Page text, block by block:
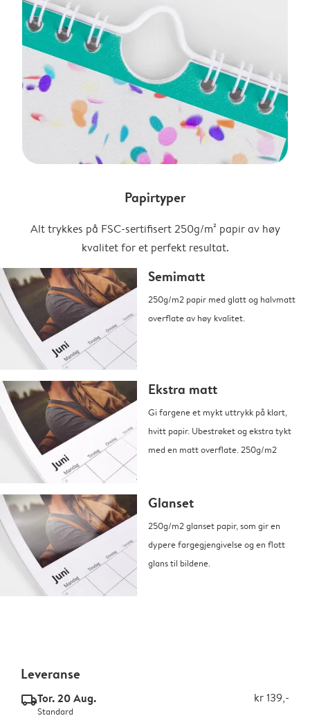
Papirtyper
Alt trykkes på FSC-sertifisert 250g/m² papir av høy
kvalitet for et perfekt resultat.
Semimatt
250g/m2 papir med glatt og halvmatt
overflate av høy kvalitet.
Ekstra matt
Gi fargene et mykt uttrykk på klart,
hvitt papir. Ubestrøket og ekstra tykt
med en matt overflate. 250g/m2
Glanset
250g/m2 glanset papir, som gir en
dypere fargegjengivelse og en flott
glans til bildene.
Leveranse
delivery_standard_v2Tor. 20 Aug. kr 139,-
Standard